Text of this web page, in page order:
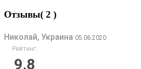
Отзывы( 2 )
Николай, Украина 05.06.2020
Рейтинг:
9.8